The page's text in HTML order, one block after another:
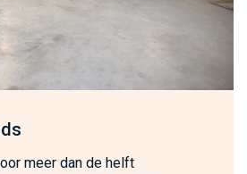
meer dan de helft